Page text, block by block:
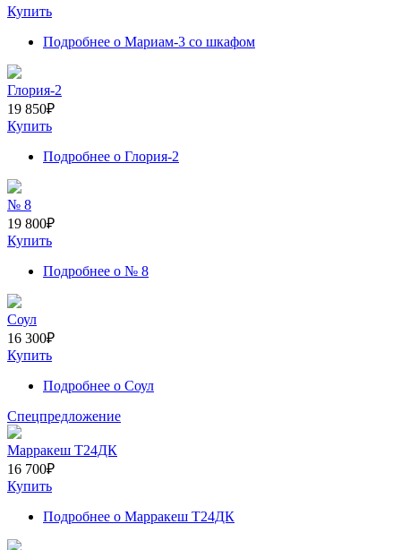
Купить
Подробнее о Мариам-3 со шкафом
Глория-2
19 850₽
Купить
Подробнее о Глория-2
№ 8
19 800₽
Купить
Подробнее о № 8
Соул
16 300₽
Купить
Подробнее о Соул
Спецпредложение
Марракеш Т24ДК
16 700₽
Купить
Подробнее о Марракеш Т24ДК